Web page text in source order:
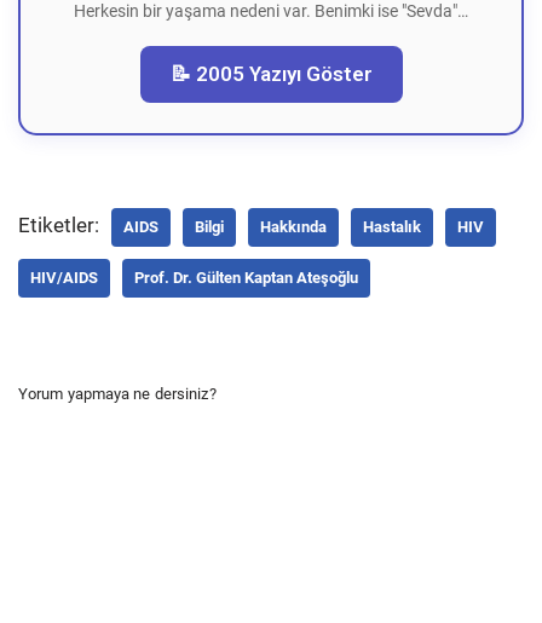
Herkesin bir yaşama nedeni var. Benimki ise "Sevda"…
📝 2005 Yazıyı Göster
Etiketler: AIDS Bilgi Hakkında Hastalık HIV
HIV/AIDS Prof. Dr. Gülten Kaptan Ateşoğlu
Yorum yapmaya ne dersiniz?